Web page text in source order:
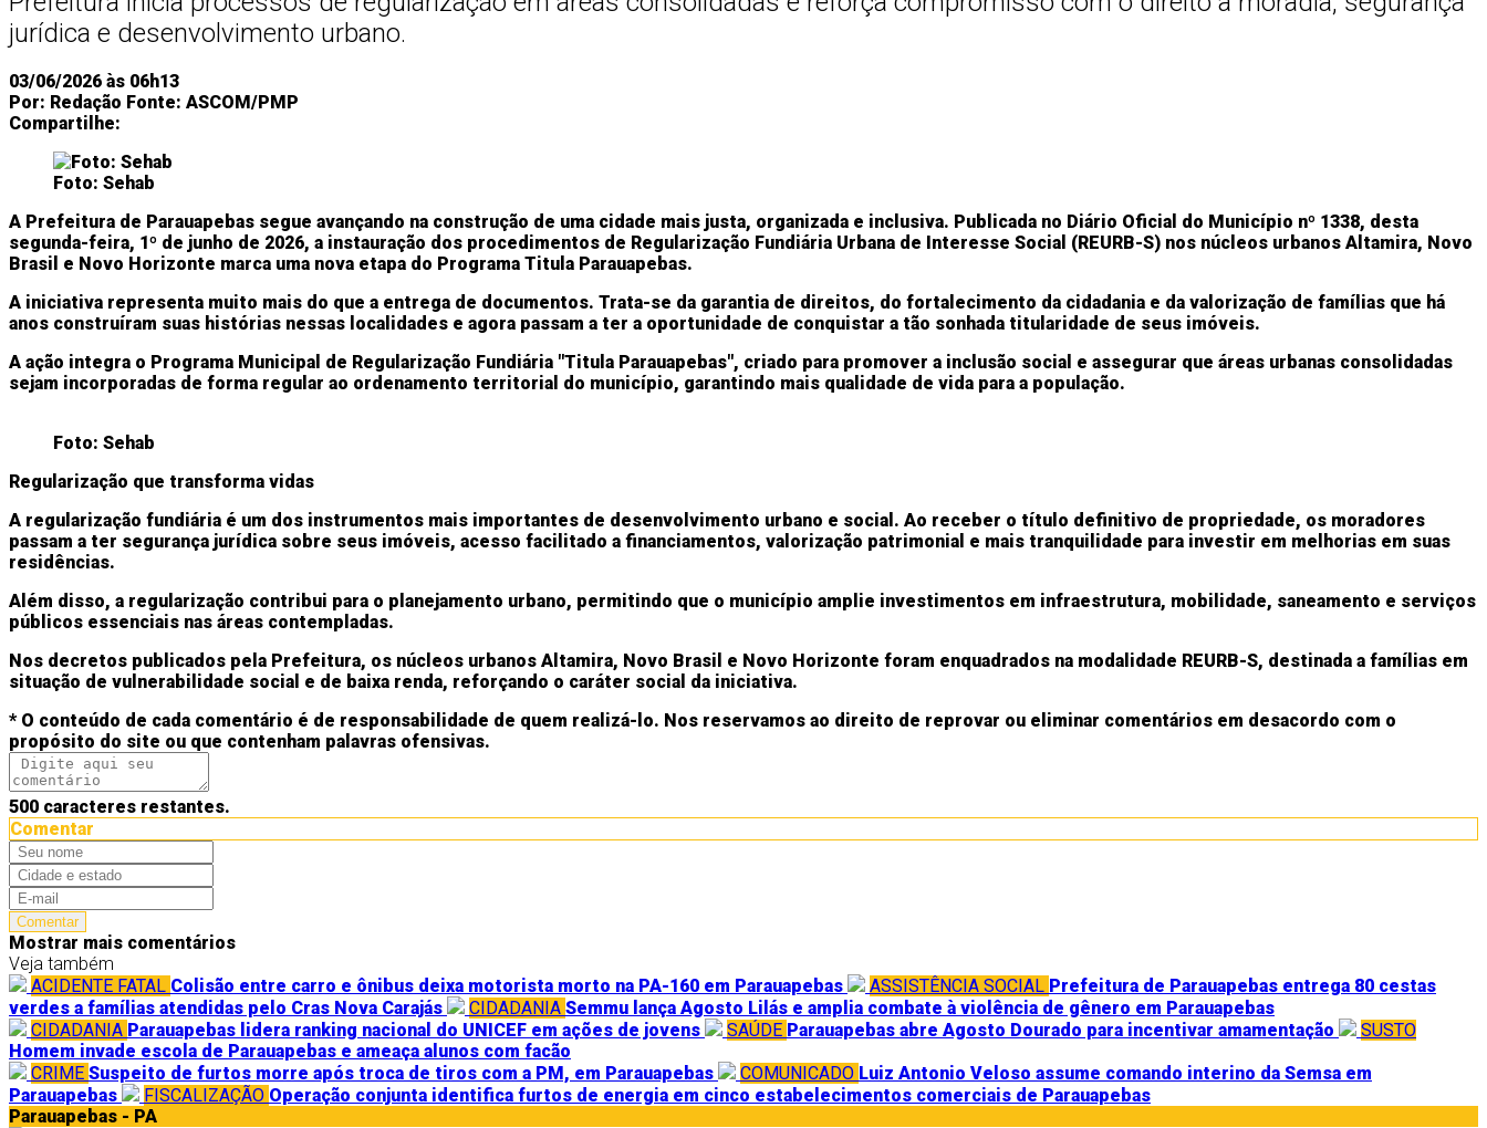
jurídica e desenvolvimento urbano.
03/06/2026 às 06h13
Por: Redação Fonte: ASCOM/PMP
Compartilhe:
Foto: Sehab
A Prefeitura de Parauapebas segue avançando na construção de uma cidade mais justa, organizada e inclusiva. Publicada no Diário Oficial do Município nº 1338, desta
segunda-feira, 1º de junho de 2026, a instauração dos procedimentos de Regularização Fundiária Urbana de Interesse Social (REURB-S) nos núcleos urbanos Altamira, Novo
Brasil e Novo Horizonte marca uma nova etapa do Programa Titula Parauapebas.
A iniciativa representa muito mais do que a entrega de documentos. Trata-se da garantia de direitos, do fortalecimento da cidadania e da valorização de famílias que há
anos construíram suas histórias nessas localidades e agora passam a ter a oportunidade de conquistar a tão sonhada titularidade de seus imóveis.
A ação integra o Programa Municipal de Regularização Fundiária "Titula Parauapebas", criado para promover a inclusão social e assegurar que áreas urbanas consolidadas
sejam incorporadas de forma regular ao ordenamento territorial do município, garantindo mais qualidade de vida para a população.
Foto: Sehab
Regularização que transforma vidas
A regularização fundiária é um dos instrumentos mais importantes de desenvolvimento urbano e social. Ao receber o título definitivo de propriedade, os moradores
passam a ter segurança jurídica sobre seus imóveis, acesso facilitado a financiamentos, valorização patrimonial e mais tranquilidade para investir em melhorias em suas
residências.
Além disso, a regularização contribui para o planejamento urbano, permitindo que o município amplie investimentos em infraestrutura, mobilidade, saneamento e serviços
públicos essenciais nas áreas contempladas.
Nos decretos publicados pela Prefeitura, os núcleos urbanos Altamira, Novo Brasil e Novo Horizonte foram enquadrados na modalidade REURB-S, destinada a famílias em
situação de vulnerabilidade social e de baixa renda, reforçando o caráter social da iniciativa.
* O conteúdo de cada comentário é de responsabilidade de quem realizá-lo. Nos reservamos ao direito de reprovar ou eliminar comentários em desacordo com o
propósito do site ou que contenham palavras ofensivas.
500 caracteres restantes.
Comentar
Comentar
Mostrar mais comentários
Veja também
ACIDENTE FATAL Colisão entre carro e ônibus deixa motorista morto na PA-160 em Parauapebas ASSISTÊNCIA SOCIAL Prefeitura de Parauapebas entrega 80 cestas
verdes a famílias atendidas pelo Cras Nova Carajás
CIDADANIA Semmu lança Agosto Lilás e amplia combate à violência de gênero em Parauapebas
CIDADANIA Parauapebas lidera ranking nacional do UNICEF em ações de jovens SAÚDE Parauapebas abre Agosto Dourado para incentivar amamentação
SUSTO
Homem invade escola de Parauapebas e ameaça alunos com facão
CRIME Suspeito de furtos morre após troca de tiros com a PM, em Parauapebas COMUNICADO Luiz Antonio Veloso assume comando interino da Semsa em
Parauapebas
FISCALIZAÇÃO Operação conjunta identifica furtos de energia em cinco estabelecimentos comerciais de Parauapebas
Parauapebas - PA